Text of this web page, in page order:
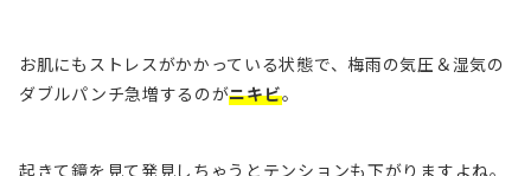
お肌にもストレスがかかっている状態で、梅雨の気圧＆湿気の
ダブルパンチ急増するのがニキビ。
起きて鏡を見て発見しちゃうとテンションも下がりますよね。